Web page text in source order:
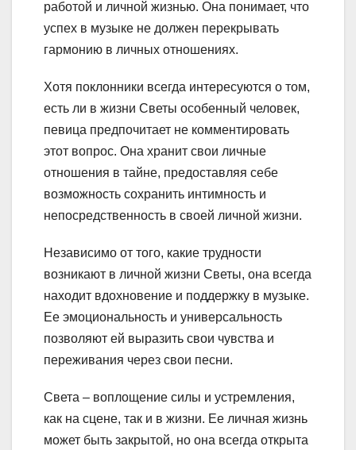
работой и личной жизнью. Она понимает, что
успех в музыке не должен перекрывать
гармонию в личных отношениях.
Хотя поклонники всегда интересуются о том,
есть ли в жизни Светы особенный человек,
певица предпочитает не комментировать
этот вопрос. Она хранит свои личные
отношения в тайне, предоставляя себе
возможность сохранить интимность и
непосредственность в своей личной жизни.
Независимо от того, какие трудности
возникают в личной жизни Светы, она всегда
находит вдохновение и поддержку в музыке.
Ее эмоциональность и универсальность
позволяют ей выразить свои чувства и
переживания через свои песни.
Света – воплощение силы и устремления,
как на сцене, так и в жизни. Ее личная жизнь
может быть закрытой, но она всегда открыта